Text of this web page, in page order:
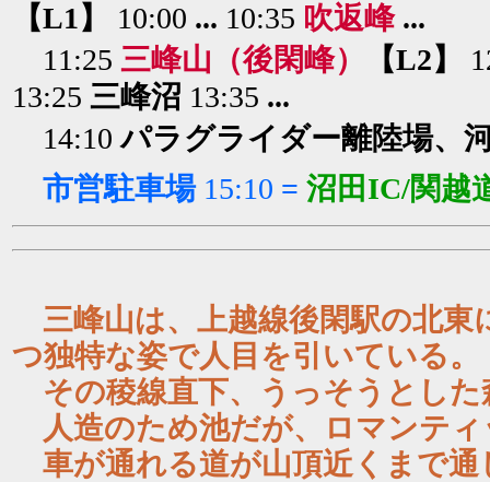
【L1】
10:00 ... 10:35 吹返峰...
11:25 三峰山（後閑峰） 【L2】
13:25 三峰沼 13:35 ...
14:10パラグライダー離陸場、
市営駐車場15:10 = 沼田IC/関越
三峰山は、上越線後閑駅の北
つ独特な姿で人目を引いている。
その稜線直下、うっそうとし
人造のため池だが、ロマンテ
車が通れる道が山頂近くまで通